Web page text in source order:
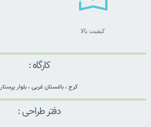
کیفیت بالا
کارگاه :
کرج ، باغستان غربی ، بلوار پرستار
دفتر طراحی :